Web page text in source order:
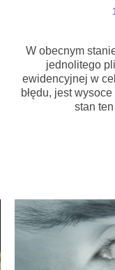
W obecnym
jednolitego
ewidencyjnej w
błędu, jest
stan